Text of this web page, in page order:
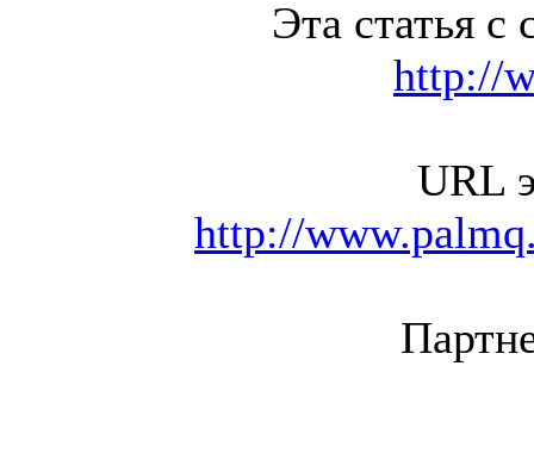
Эта статья с
http://
URL
http://